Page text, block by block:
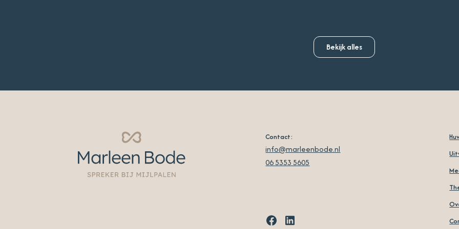
Bekijk alles
Contact:
info@marleenbode.nl
06 5353 5605